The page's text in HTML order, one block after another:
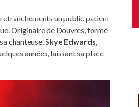
retranchements un public patient
Originaire de Douvres, formé
chanteuse.Skye Edwards,
années, laissant sa place